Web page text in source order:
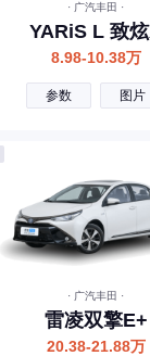
· 广汽丰田 ·
YARiS L 致
8.98-10.38万
参数 图片
· 广汽丰田 ·
雷凌双擎E+
20.38-21.88万